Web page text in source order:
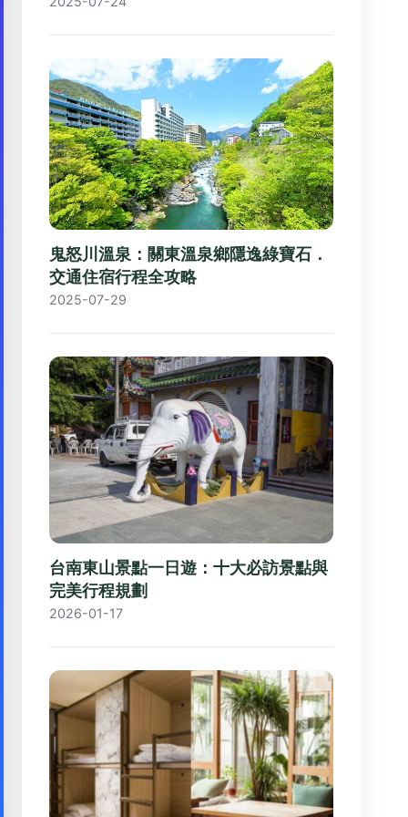
鬼怒川溫泉：關東溫泉鄉隱逸綠寶石．
交通住宿行程全攻略
2025-07-29
台南東山景點一日遊：十大必訪景點與
完美行程規劃
2026-01-17